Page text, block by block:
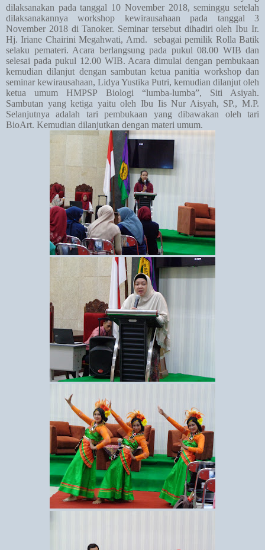
dilaksanakan pada tanggal 10 November 2018, seminggu setelah
dilaksanakannya workshop kewirausahaan pada tanggal 3
November 2018 di Tanoker. Seminar tersebut dihadiri oleh Ibu Ir.
Hj. Iriane Chairini Megahwati, Amd.
sebagai pemilik Rolla Batik
selaku pemateri. Acara berlangsung pada pukul 08.00 WIB dan
selesai pada pukul 12.00 WIB. Acara dimulai dengan pembukaan
kemudian dilanjut dengan sambutan ketua panitia workshop dan
seminar kewirausahaan, Lidya Yustika Putri, kemudian dilanjut oleh
ketua umum HMPSP Biologi “lumba-lumba”, Siti Asiyah.
Sambutan yang ketiga yaitu oleh Ibu Iis Nur Aisyah, SP., M.P.
Selanjutnya adalah tari pembukaan yang dibawakan oleh tari
BioArt. Kemudian dilanjutkan dengan materi umum.